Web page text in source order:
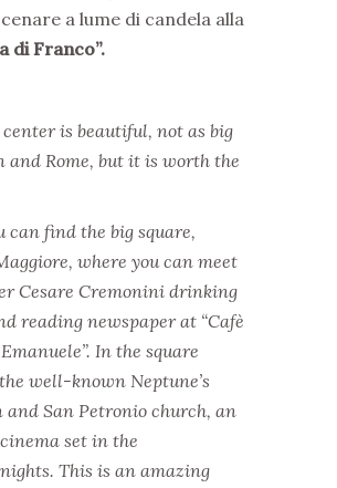
a lume di candela alla
di Franco”.
is beautiful, not as big
and Rome, but it is worth the
can find the big square,
where you can meet
Cesare Cremonini drinking
reading newspaper at “Cafè
In the square
well-known Neptune’s
San Petronio church, an
set in the
This is an amazing